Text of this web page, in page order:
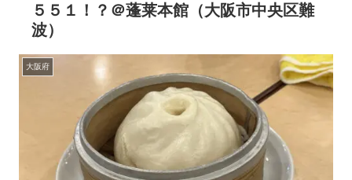
５５１！？＠蓬莱本館（大阪市中央区難
波）
大阪府